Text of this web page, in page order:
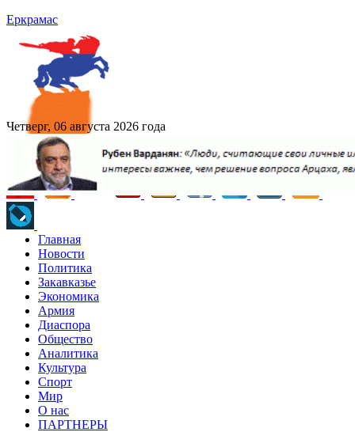
Еркрамас
Четверг, 06 августа 2026 года
Главная
Новости
Политика
Закавказье
Экономика
Армия
Диаспора
Общество
Аналитика
Культура
Спорт
Мир
О нас
ПАРТНЕРЫ